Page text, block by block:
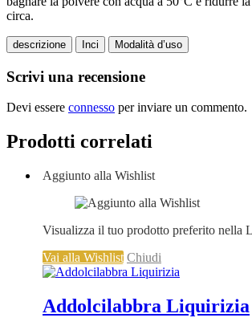
circa.
descrizione Inci Modalità d’uso
Scrivi una recensione
Devi essere connesso per inviare un commento.
Prodotti correlati
Aggiunto alla Wishlist
Visualizza il tuo prodotto preferito nella
Vai alla Wishlist Chiudi
Addolcilabbra Liquirizia